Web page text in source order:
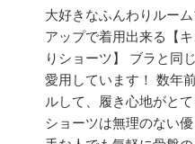
大好きなふんわりルー
アップで着用出来る【
りショーツ】 ブラと同
愛用しています！ 数年
ルして、履き心地がと
ショーツは無理のない